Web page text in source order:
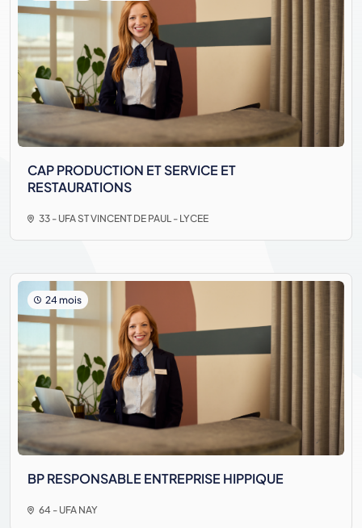
CAP PRODUCTION ET SERVICE ET
RESTAURATIONS
33 - UFA ST VINCENT DE PAUL - LYCEE
24 mois
BP RESPONSABLE ENTREPRISE HIPPIQUE
64 - UFA NAY